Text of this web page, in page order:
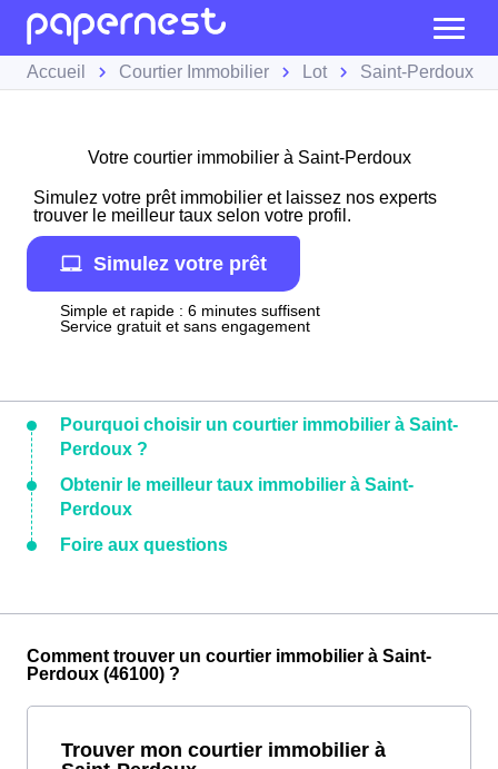
Accueil Courtier Immobilier Lot Saint-Perdoux
Votre courtier immobilier à Saint-Perdoux
Simulez votre prêt immobilier et laissez nos experts
trouver le meilleur taux selon votre profil.
Simulez votre prêt
Simple et rapide : 6 minutes suffisent
Service gratuit et sans engagement
Pourquoi choisir un courtier immobilier à Saint-
Perdoux ?
Obtenir le meilleur taux immobilier à Saint-
Perdoux
Foire aux questions
Comment trouver un courtier immobilier à Saint-
Perdoux (46100) ?
Trouver mon courtier immobilier à